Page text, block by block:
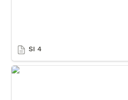
SI 4
SI 5